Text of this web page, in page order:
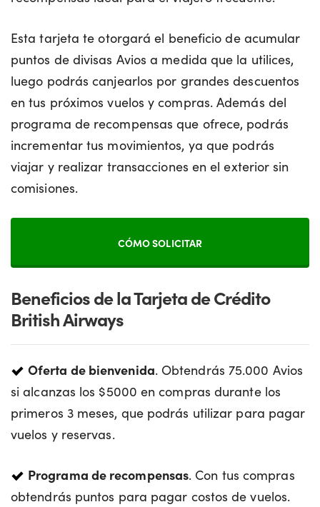
Esta tarjeta te otorgará el beneficio de acumular
puntos de divisas Avios a medida que la utilices,
luego podrás canjearlos por grandes descuentos
en tus próximos vuelos y compras. Además del
programa de recompensas que ofrece, podrás
incrementar tus movimientos, ya que podrás
viajar y realizar transacciones en el exterior sin
comisiones.
CÓMO SOLICITAR
Beneficios de la Tarjeta de Crédito
British Airways
Oferta de bienvenida. Obtendrás 75.000 Avios
si alcanzas los $5000 en compras durante los
primeros 3 meses, que podrás utilizar para pagar
vuelos y reservas.
Programa de recompensas. Con tus compras
obtendrás puntos para pagar costos de vuelos.